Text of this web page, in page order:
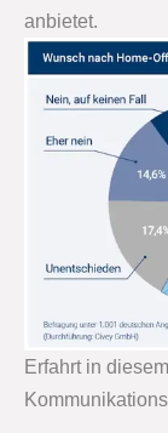
anbietet.
Erfahrt in